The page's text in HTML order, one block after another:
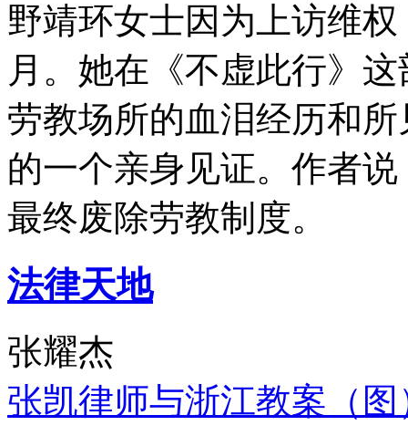
野靖环女士因为上访维
月。她在《不虚此行》
劳教场所的血泪经历和
的一个亲身见证。作者
最终废除劳教制度。
法律天地
张耀杰
张凯律师与浙江教案（图